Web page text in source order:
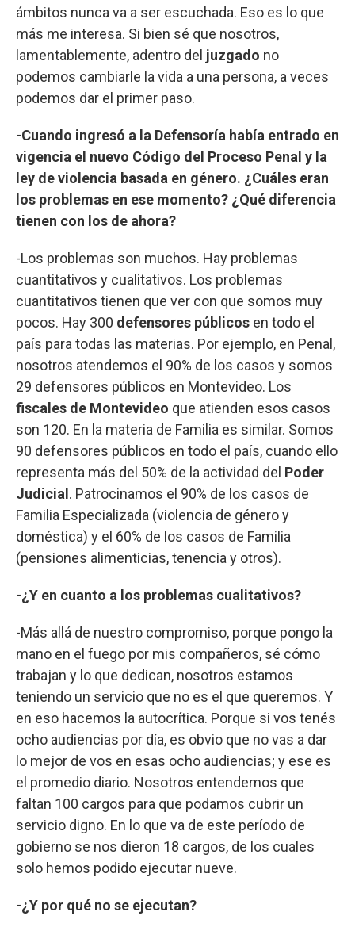
ámbitos nunca va a ser escuchada. Eso es lo que
más me interesa. Si bien sé que nosotros,
lamentablemente, adentro del juzgado no
podemos cambiarle la vida a una persona, a veces
podemos dar el primer paso.
-Cuando ingresó a la Defensoría había entrado en
vigencia el nuevo Código del Proceso Penal y la
ley de violencia basada en género. ¿Cuáles eran
los problemas en ese momento? ¿Qué diferencia
tienen con los de ahora?
-Los problemas son muchos. Hay problemas
cuantitativos y cualitativos. Los problemas
cuantitativos tienen que ver con que somos muy
pocos. Hay 300 defensores públicos en todo el
país para todas las materias. Por ejemplo, en Penal,
nosotros atendemos el 90% de los casos y somos
29 defensores públicos en Montevideo. Los
fiscales de Montevideo que atienden esos casos
son 120. En la materia de Familia es similar. Somos
90 defensores públicos en todo el país, cuando ello
representa más del 50% de la actividad del Poder
Judicial . Patrocinamos el 90% de los casos de
Familia Especializada (violencia de género y
doméstica) y el 60% de los casos de Familia
(pensiones alimenticias, tenencia y otros).
-¿Y en cuanto a los problemas cualitativos?
-Más allá de nuestro compromiso, porque pongo la
mano en el fuego por mis compañeros, sé cómo
trabajan y lo que dedican, nosotros estamos
teniendo un servicio que no es el que queremos. Y
en eso hacemos la autocrítica. Porque si vos tenés
ocho audiencias por día, es obvio que no vas a dar
lo mejor de vos en esas ocho audiencias; y ese es
el promedio diario. Nosotros entendemos que
faltan 100 cargos para que podamos cubrir un
servicio digno. En lo que va de este período de
gobierno se nos dieron 18 cargos, de los cuales
solo hemos podido ejecutar nueve.
-¿Y por qué no se ejecutan?